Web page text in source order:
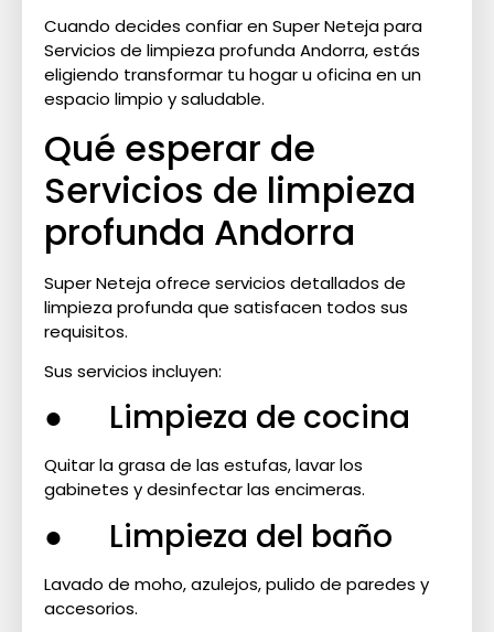
Cuando decides confiar en Super Neteja para
Servicios de limpieza profunda Andorra, estás
eligiendo transformar tu hogar u oficina en un
espacio limpio y saludable.
Qué esperar de
Servicios de limpieza
profunda Andorra
Super Neteja ofrece servicios detallados de
limpieza profunda que satisfacen todos sus
requisitos.
Sus servicios incluyen:
● Limpieza de cocina
Quitar la grasa de las estufas, lavar los
gabinetes y desinfectar las encimeras.
● Limpieza del baño
Lavado de moho, azulejos, pulido de paredes y
accesorios.